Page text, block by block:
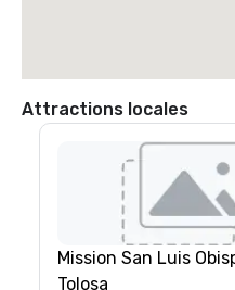
Attractions locales
Mission San Luis
Tolosa